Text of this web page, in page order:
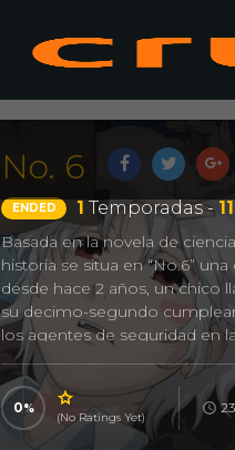
No. 6
ENDED 1 Temporadas - 11
Basada en la novela de
historia se situa en “No.6”
desde hace 2 años, un chico
su decimo-segundo
los agentes de seguridad en
para siempre…
Number 6
0
(No Ratings Yet)